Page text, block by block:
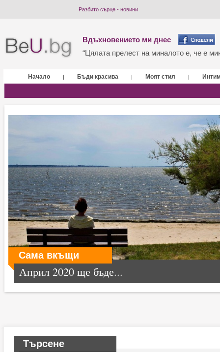
Разбито сърце - новини
Вдъхновението ми днес
“Цялата прелест на миналото е, че е
Начало | Бъди красива | Моят стил |
Сама вкъщи
Април 2020 ще бъде...
Търсене